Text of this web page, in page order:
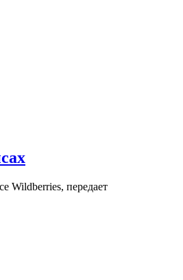
Wildberries, передает